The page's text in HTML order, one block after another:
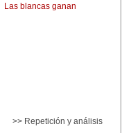
Las blancas ganan
>> Repetición y análisis